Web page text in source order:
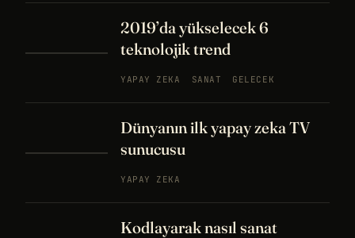
2019’da yükselecek 6
teknolojik trend
YAPAY ZEKA SANAT GELECEK
Dünyanın ilk yapay zeka TV
sunucusu
YAPAY ZEKA
Kodlayarak nasıl sanat